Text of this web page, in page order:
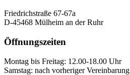
Friedrichstraße 67-67a
D-45468 Mülheim an der Ruhr
Öffnungszeiten
Montag bis Freitag: 12.00-18.00 Uhr
Samstag: nach vorheriger Vereinbarung